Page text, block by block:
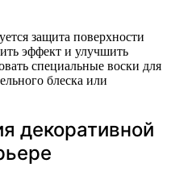
защита поверхности
эффект и улучшить
специальные воски для
блеска или
декоративной